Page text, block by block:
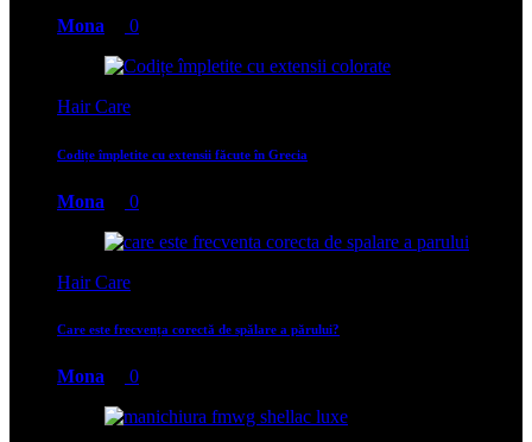
Mona 0
Hair Care
Codițe împletite cu extensii făcute în Grecia
Mona 0
Hair Care
Care este frecvența corectă de spălare a părului?
Mona 0